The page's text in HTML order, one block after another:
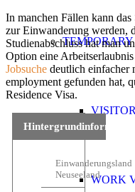
WORK
In manchen Fällen kann
zur Einwanderung werden,
Studienabschluss hat man
Option eine
Jobsuche deutlich einfacher
employment gefunden hat,
Residence Visa.
Einwanderungsland
Neuseeland